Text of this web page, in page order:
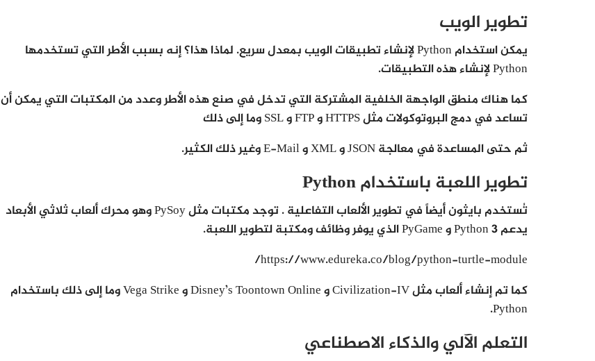
تطوير الويب
يمكن استخدام Python لإنشاء تطبيقات الويب بمعدل سريع. لماذا هذا؟ إنه بسبب الأطر التي تستخدمها
Python لإنشاء هذه التطبيقات.
كما هناك منطق الواجهة الخلفية المشتركة التي تدخل في صنع هذه الأطر وعدد من المكتبات التي يمكن أن
تساعد في دمج البروتوكولات مثل HTTPS و FTP و SSL وما إلى ذلك
ثم حتى المساعدة في معالجة JSON و XML و E-Mail وغير ذلك الكثير.
تطوير اللعبة باستخدام Python
تُستخدم بايثون أيضاً في تطوير الألعاب التفاعلية . توجد مكتبات مثل PySoy وهو محرك ألعاب ثلاثي الأبعاد
يدعم Python 3 و PyGame الذي يوفر وظائف ومكتبة لتطوير اللعبة.
https://www.edureka.co/blog/python-turtle-module/
كما تم إنشاء ألعاب مثل Civilization-IV و Disney’s Toontown Online و Vega Strike وما إلى ذلك باستخدام
Python.
التعلم الآلي والذكاء الاصطناعي